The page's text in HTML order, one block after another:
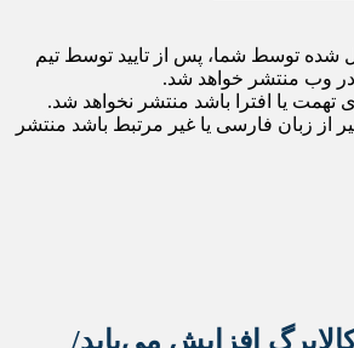
شده توسط شما، پس از تایید توسط تیم
در وب منتشر خواهد شد.
تهمت یا افترا باشد منتشر نخواهد شد.
از زبان فارسی یا غیر مرتبط باشد منتشر
افزایش می‌یابد/